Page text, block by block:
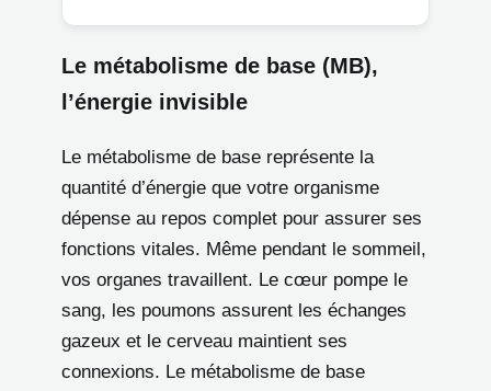
Le métabolisme de base (MB),
l’énergie invisible
Le métabolisme de base représente la
quantité d’énergie que votre organisme
dépense au repos complet pour assurer ses
fonctions vitales. Même pendant le sommeil,
vos organes travaillent. Le cœur pompe le
sang, les poumons assurent les échanges
gazeux et le cerveau maintient ses
connexions. Le métabolisme de base